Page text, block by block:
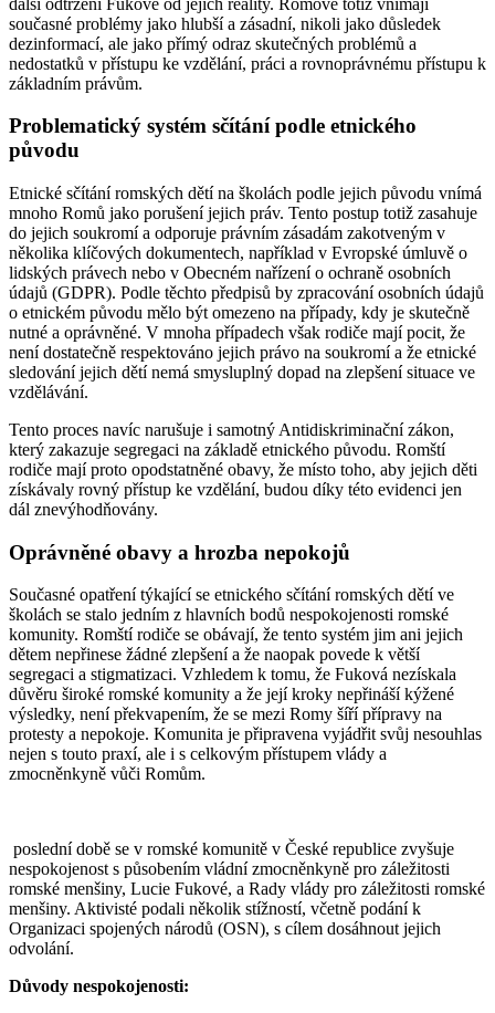
současné problémy jako hlubší a zásadní, nikoli jako důsledek
dezinformací, ale jako přímý odraz skutečných problémů a
nedostatků v přístupu ke vzdělání, práci a rovnoprávnému přístupu k
základním právům.
Problematický systém sčítání podle etnického
původu
Etnické sčítání romských dětí na školách podle jejich původu vnímá
mnoho Romů jako porušení jejich práv. Tento postup totiž zasahuje
do jejich soukromí a odporuje právním zásadám zakotveným v
několika klíčových dokumentech, například v Evropské úmluvě o
lidských právech nebo v Obecném nařízení o ochraně osobních
údajů (GDPR). Podle těchto předpisů by zpracování osobních údajů
o etnickém původu mělo být omezeno na případy, kdy je skutečně
nutné a oprávněné. V mnoha případech však rodiče mají pocit, že
není dostatečně respektováno jejich právo na soukromí a že etnické
sledování jejich dětí nemá smysluplný dopad na zlepšení situace ve
vzdělávání.
Tento proces navíc narušuje i samotný Antidiskriminační zákon,
který zakazuje segregaci na základě etnického původu. Romští
rodiče mají proto opodstatněné obavy, že místo toho, aby jejich děti
získávaly rovný přístup ke vzdělání, budou díky této evidenci jen
dál znevýhodňovány.
Oprávněné obavy a hrozba nepokojů
Současné opatření týkající se etnického sčítání romských dětí ve
školách se stalo jedním z hlavních bodů nespokojenosti romské
komunity. Romští rodiče se obávají, že tento systém jim ani jejich
dětem nepřinese žádné zlepšení a že naopak povede k větší
segregaci a stigmatizaci. Vzhledem k tomu, že Fuková nezískala
důvěru široké romské komunity a že její kroky nepřináší kýžené
výsledky, není překvapením, že se mezi Romy šíří přípravy na
protesty a nepokoje. Komunita je připravena vyjádřit svůj nesouhlas
nejen s touto praxí, ale i s celkovým přístupem vlády a
zmocněnkyně vůči Romům.
poslední době se v romské komunitě v České republice zvyšuje
nespokojenost s působením vládní zmocněnkyně pro záležitosti
romské menšiny, Lucie Fukové, a Rady vlády pro záležitosti romské
menšiny. Aktivisté podali několik stížností, včetně podání k
Organizaci spojených národů (OSN), s cílem dosáhnout jejich
odvolání.
Důvody nespokojenosti: